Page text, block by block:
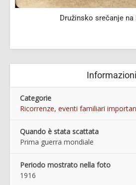
Družinsko srečanje na
Informazioni
Categorie
Ricorrenze, eventi familiari
Quando è stata scattata
Prima guerra mondiale
Periodo mostrato nella foto
1916